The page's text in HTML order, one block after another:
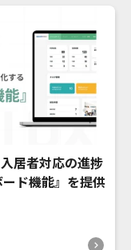
居者対応の進捗
ド機能』を提供